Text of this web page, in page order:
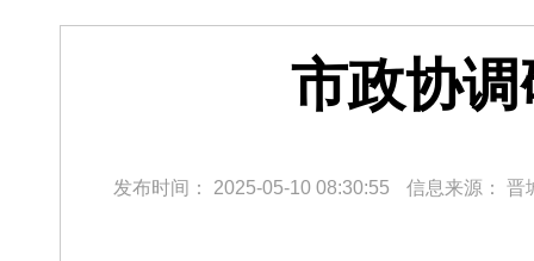
市政协
发布时间： 2025-05-10 08:30:55 信息来源： 晋